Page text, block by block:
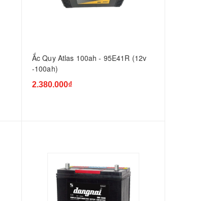
Ắc Quy Atlas 100ah - 95E41R (12v
-100ah)
2.380.000₫